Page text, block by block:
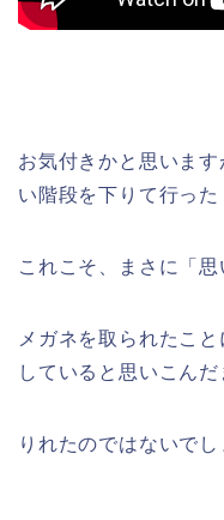
お気付きかと思いま
い階段を下りて行った
これこそ、まさに「思
メガネを取られたこ
していると思いこん
りれたのではないでし